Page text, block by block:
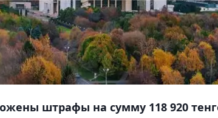
штрафы на сумму 118 920